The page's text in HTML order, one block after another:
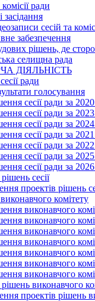
ради
засідання
сесій та
забезпечення
рішень, де
селищна рада
ДІЯЛЬНІСТЬ
ради
голосування
сесії ради за
сесії ради за
сесії ради за
сесії ради за
сесії ради за
сесії ради за
сесії ради за
сесії
проектів рішень
комітету
виконавчого
виконавчого
виконавчого
виконавчого
виконавчого
виконавчого
виконавчого
виконавчого
проектів рішень